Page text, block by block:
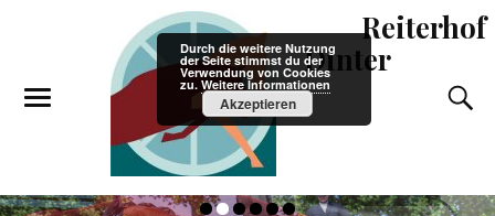
Reiterhof
Dinter
Durch die weitere Nutzung
der Seite stimmst du der
Verwendung von Cookies
zu. Weitere Informationen
Akzeptieren